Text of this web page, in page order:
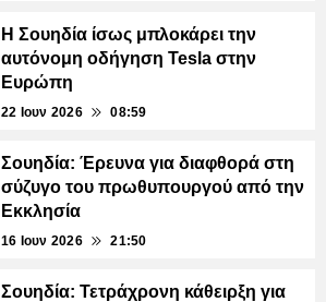
Η Σουηδία ίσως μπλοκάρει την
αυτόνομη οδήγηση Tesla στην
Ευρώπη
22 Ιουν 2026 08:59
Σουηδία: Έρευνα για διαφθορά στη
σύζυγο του πρωθυπουργού από την
Εκκλησία
16 Ιουν 2026 21:50
Σουηδία: Τετράχρονη κάθειρξη για